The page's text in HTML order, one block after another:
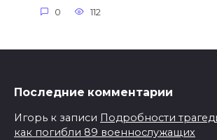
0 112
Последние комментарии
Игорь к записи Подробности
как погибли 89 военнослужащих